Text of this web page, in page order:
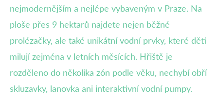
nejmodernějším a nejlépe vybaveným v Praze. Na
ploše přes 9 hektarů najdete nejen běžné
prolézačky, ale také unikátní vodní prvky, které děti
milují zejména v letních měsících. Hřiště je
rozděleno do několika zón podle věku, nechybí obří
skluzavky, lanovka ani interaktivní vodní pumpy.